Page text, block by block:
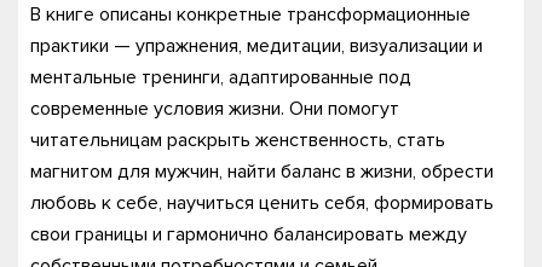
В книге описаны конкретные трансформационные
практики — упражнения, медитации, визуализации и
ментальные тренинги, адаптированные под
современные условия жизни. Они помогут
читательницам раскрыть женственность, стать
магнитом для мужчин, найти баланс в жизни, обрести
любовь к себе, научиться ценить себя, формировать
свои границы и гармонично балансировать между